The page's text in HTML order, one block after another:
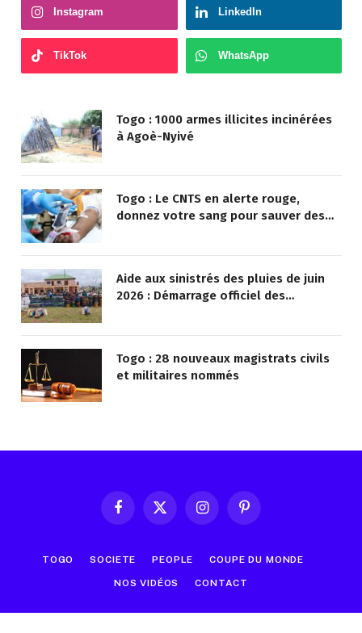
Instagram LinkedIn
TikTok WhatsApp
Togo : 1000 armes illicites incinérées
à Agoè-Nyivé
Togo : Le CNTS en alerte rouge,
donnez votre sang pour sauver des
Aide aux sinistrés des pluies de juin
2026 : Démarrage officiel des
Togo : 28 nouveaux magistrats civils
et militaires nommés
FacebookX
InstagramPinterest
TOGO SOCIETE PEOPLE COUPE DU MONDE
NOS VIDÉOS CONTACT